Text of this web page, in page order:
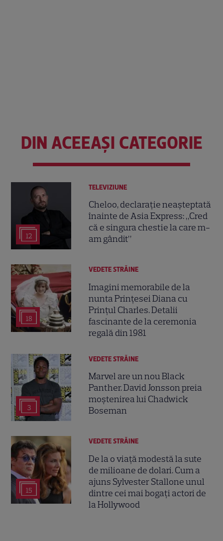
DIN ACEEAȘI CATEGORIE
12
TELEVIZIUNE
Cheloo, declarație neașteptată
înainte de Asia Express: „Cred
că e singura chestie la care m-
am gândit”
18
VEDETE STRĂINE
Imagini memorabile de la
nunta Prințesei Diana cu
Prințul Charles. Detalii
fascinante de la ceremonia
regală din 1981
3
VEDETE STRĂINE
Marvel are un nou Black
Panther. David Jonsson preia
moștenirea lui Chadwick
Boseman
15
VEDETE STRĂINE
De la o viață modestă la sute
de milioane de dolari. Cum a
ajuns Sylvester Stallone unul
dintre cei mai bogați actori de
la Hollywood